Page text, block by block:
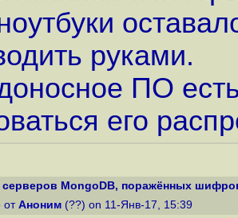
руками.
ПО
его
MongoDB, поражённых
от Аноним (??) on 11-Янв-17, 15:39